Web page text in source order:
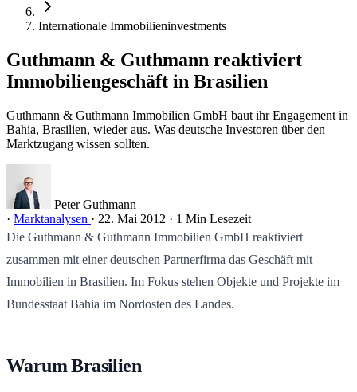
Internationale Immobilieninvestments
Guthmann & Guthmann reaktiviert
Immobiliengeschäft in Brasilien
Guthmann & Guthmann Immobilien GmbH baut ihr Engagement in
Bahia, Brasilien, wieder aus. Was deutsche Investoren über den
Marktzugang wissen sollten.
Peter Guthmann
· Marktanalysen · 22. Mai 2012 · 1 Min Lesezeit
Die Guthmann & Guthmann Immobilien GmbH reaktiviert
zusammen mit einer deutschen Partnerfirma das Geschäft mit
Immobilien in Brasilien. Im Fokus stehen Objekte und Projekte im
Bundesstaat Bahia im Nordosten des Landes.
Warum Brasilien